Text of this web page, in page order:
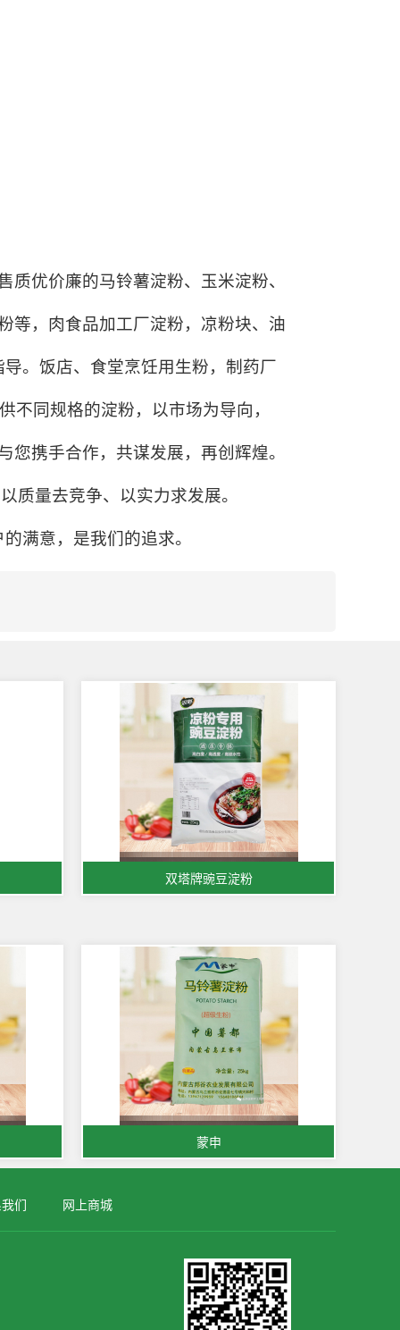
质优价廉的马铃薯淀粉、 玉米淀粉、
等，肉食品加工厂淀粉，凉粉块、 油
。饭店、食堂烹饪用生粉， 制药厂
不同规格的淀粉，以市场为导向，
您携手合作，共谋发展， 再创辉煌。
质量去竞争、以实力求发展。
满意，是我们的追求。
双塔牌豌豆淀粉
蒙申
们 网上商城